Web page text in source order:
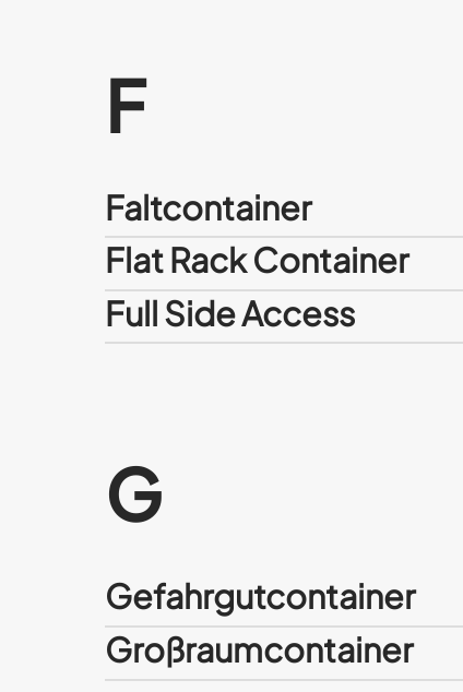
F
Faltcontainer
Flat Rack Container
Full Side Access
G
Gefahrgutcontainer
Großraumcontainer